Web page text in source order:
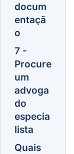
docum
entaçã
o
7 -
Procure
um
advoga
do
especia
lista
Quais